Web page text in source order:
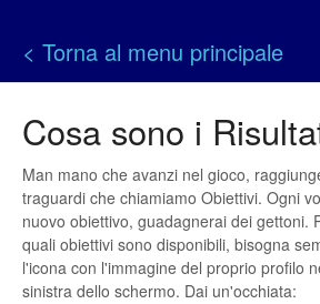
< Torna al menu principale
Cosa sono i
Man mano che avanzi nel gioco,
traguardi che chiamiamo Obiettivi. Ogni
nuovo obiettivo, guadagnerai dei gettoni.
quali obiettivi sono disponibili, bisogna
l'icona con l'immagine del proprio profilo
sinistra dello schermo. Dai un'occhiata: